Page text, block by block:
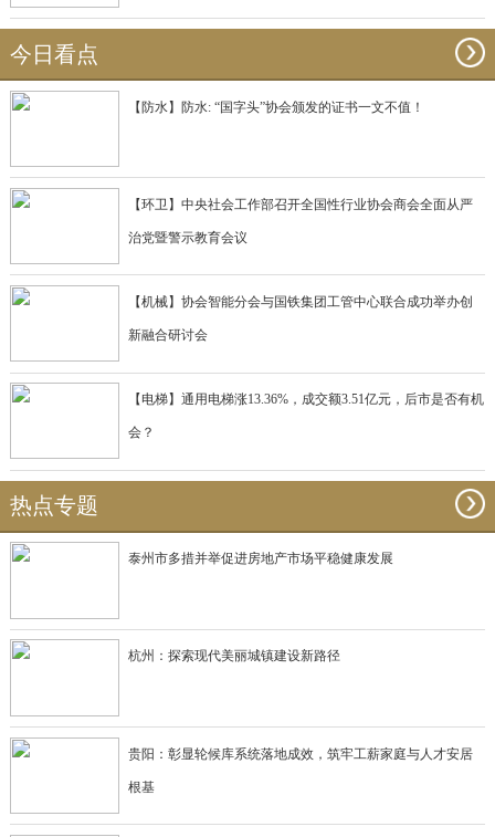
今日看点
【防水】防水: “国字头”协会颁发的证书一文不值！
【环卫】中央社会工作部召开全国性行业协会商会全面从严
治党暨警示教育会议
【机械】协会智能分会与国铁集团工管中心联合成功举办创
新融合研讨会
【电梯】通用电梯涨13.36%，成交额3.51亿元，后市是否有机
会？
热点专题
泰州市多措并举促进房地产市场平稳健康发展
杭州：探索现代美丽城镇建设新路径
贵阳：彰显轮候库系统落地成效，筑牢工薪家庭与人才安居
根基